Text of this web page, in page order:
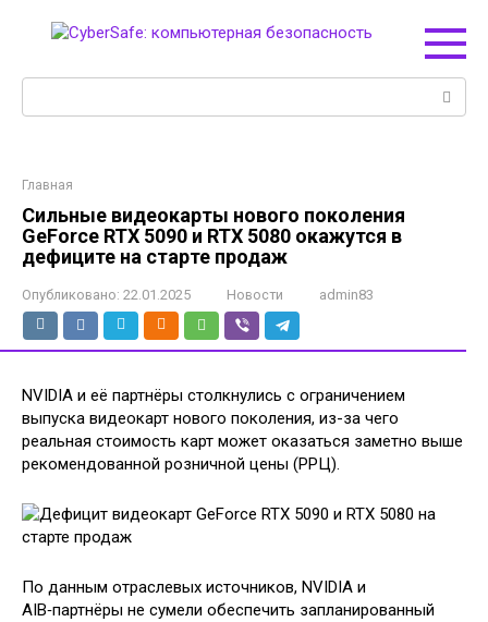
Главная
Сильные видеокарты нового поколения
GeForce RTX 5090 и RTX 5080 окажутся в
дефиците на старте продаж
Опубликовано: 22.01.2025 Новости admin83
NVIDIA и её партнёры столкнулись с ограничением
выпуска видеокарт нового поколения, из-за чего
реальная стоимость карт может оказаться заметно выше
рекомендованной розничной цены (РРЦ).
По данным отраслевых источников, NVIDIA и
AIB‑партнёры не сумели обеспечить запланированный